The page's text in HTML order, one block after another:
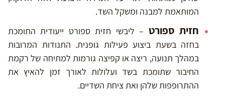
המותאמת למבנה ומשקל השד.
חזית ספורט – ליבשי חזית ספורט ייעודית התומכת
בחזה בשעת ביצוע פעילות גופנית. התנודות המרובות
במהלך תנועה, ריצה או קפיצה גורמות למתיחה של רקמת
החיבור שתומכת בשד ועלולות לאורך זמן להאיץ את
ההתרופפות שלהן ואת ציחת השדיים.